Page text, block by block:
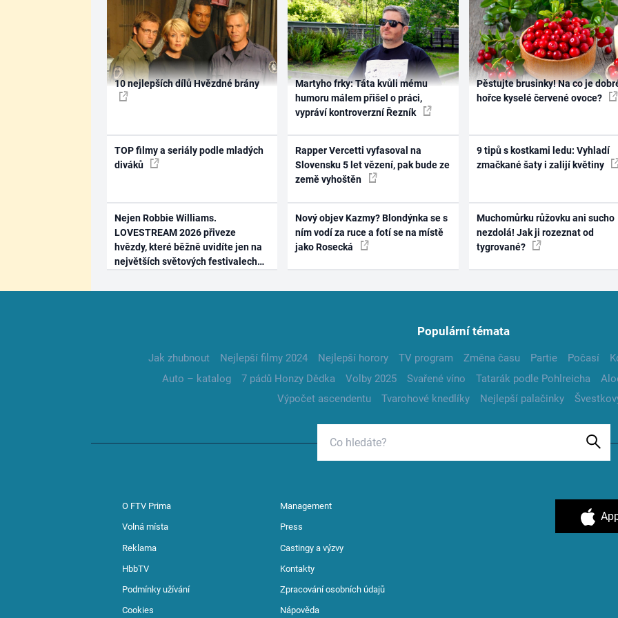
10 nejlepších dílů Hvězdné brány
TOP filmy a seriály podle mladých
diváků
Nejen Robbie Williams.
LOVESTREAM 2026 přiveze
hvězdy, které běžně uvidíte jen na
největších světových festivalech
Martyho frky: Táta kvůli mému
humoru málem přišel o práci,
vypráví kontroverzní Řezník
Rapper Vercetti vyfasoval na
Slovensku 5 let vězení, pak bude ze
země vyhoštěn
Nový objev Kazmy? Blondýnka se s
ním vodí za ruce a fotí se na místě
jako Rosecká
Pěstujte brusinky! Na co je
hořce kyselé červené ovoce?
9 tipů s kostkami ledu: Vyhladí
zmačkané šaty i zalijí květiny
Muchomůrku růžovku ani sucho
nezdolá! Jak ji rozeznat od
tygrované?
Populární témata
Jak zhubnout Nejlepší filmy 2024 Nejlepší horory TV program Změna času Partie Počasí
Auto – katalog
7 pádů Honzy Dědka Volby 2025 Svařené víno Tatarák podle Pohlreicha
Výpočet ascendentu
Tvarohové knedlíky Nejlepší palačinky
O FTV Prima Management
Volná místa Press
Reklama Castingy a výzvy
HbbTV Kontakty
Podmínky užívání Zpracování osobních údajů
Cookies Nápověda